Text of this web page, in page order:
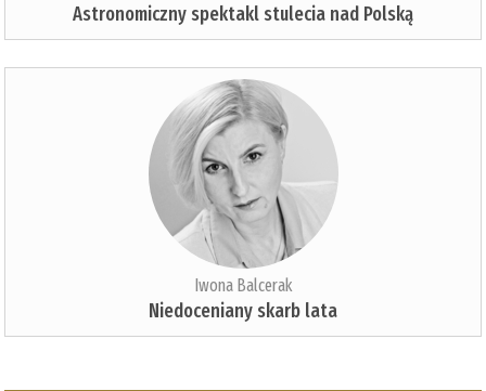
Astronomiczny spektakl stulecia nad Polską
Iwona Balcerak
Niedoceniany skarb lata